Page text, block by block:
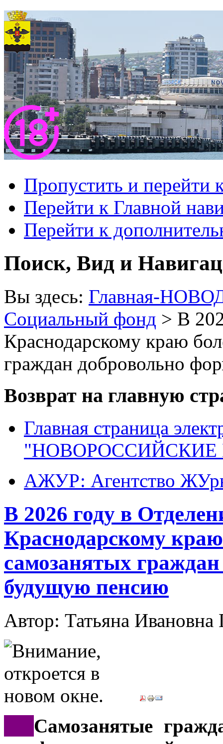
Пропустить и перейти
Перейти к Главной
Перейти к
Поиск, Вид и
Вы здесь: Главная-
Социальный фонд > В
Краснодарскому краю
граждан добровольно
Возврат на главную
Главная страница
"НОВОРОССИЙСКИЕ
АЖУР: Агентство
В 2026 году в
Краснодарскому
самозанятых
будущую пенсию
Автор: Татьяна
Самозанятые